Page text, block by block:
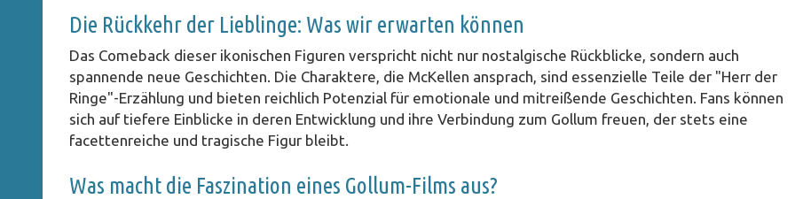
Die Rückkehr der Lieblinge: Was wir erwarten können
Das Comeback dieser ikonischen Figuren verspricht nicht nur nostalgische Rückblicke, sondern auch
spannende neue Geschichten. Die Charaktere, die McKellen ansprach, sind essenzielle Teile der "Herr der
Ringe"-Erzählung und bieten reichlich Potenzial für emotionale und mitreißende Geschichten. Fans können
sich auf tiefere Einblicke in deren Entwicklung und ihre Verbindung zum Gollum freuen, der stets eine
facettenreiche und tragische Figur bleibt.
Was macht die Faszination eines Gollum-Films aus?